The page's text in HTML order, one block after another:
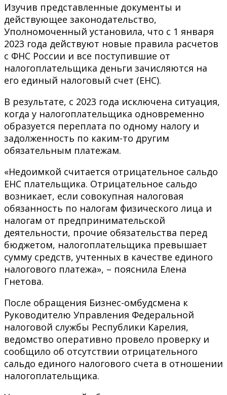
Изучив представленные документы и
действующее законодательство,
Уполномоченный установила, что с 1 января
2023 года действуют новые правила расчетов
с ФНС России и все поступившие от
налогоплательщика деньги зачисляются на
его единый налоговый счет (ЕНС).
В результате, с 2023 года исключена ситуация,
когда у налогоплательщика одновременно
образуется переплата по одному налогу и
задолженность по каким-то другим
обязательным платежам.
«Недоимкой считается отрицательное сальдо
ЕНС плательщика. Отрицательное сальдо
возникает, если совокупная налоговая
обязанность по налогам физического лица и
налогам от предпринимательской
деятельности, прочие обязательства перед
бюджетом, налогоплательщика превышает
сумму средств, учтенных в качестве единого
налогового платежа», – пояснила Елена
Гнетова.
После обращения Бизнес-омбудсмена к
Руководителю Управления Федеральной
налоговой службы Республики Карелия,
ведомство оперативно провело проверку и
сообщило об отсутствии отрицательного
сальдо единого налогового счета в отношении
налогоплательщика.